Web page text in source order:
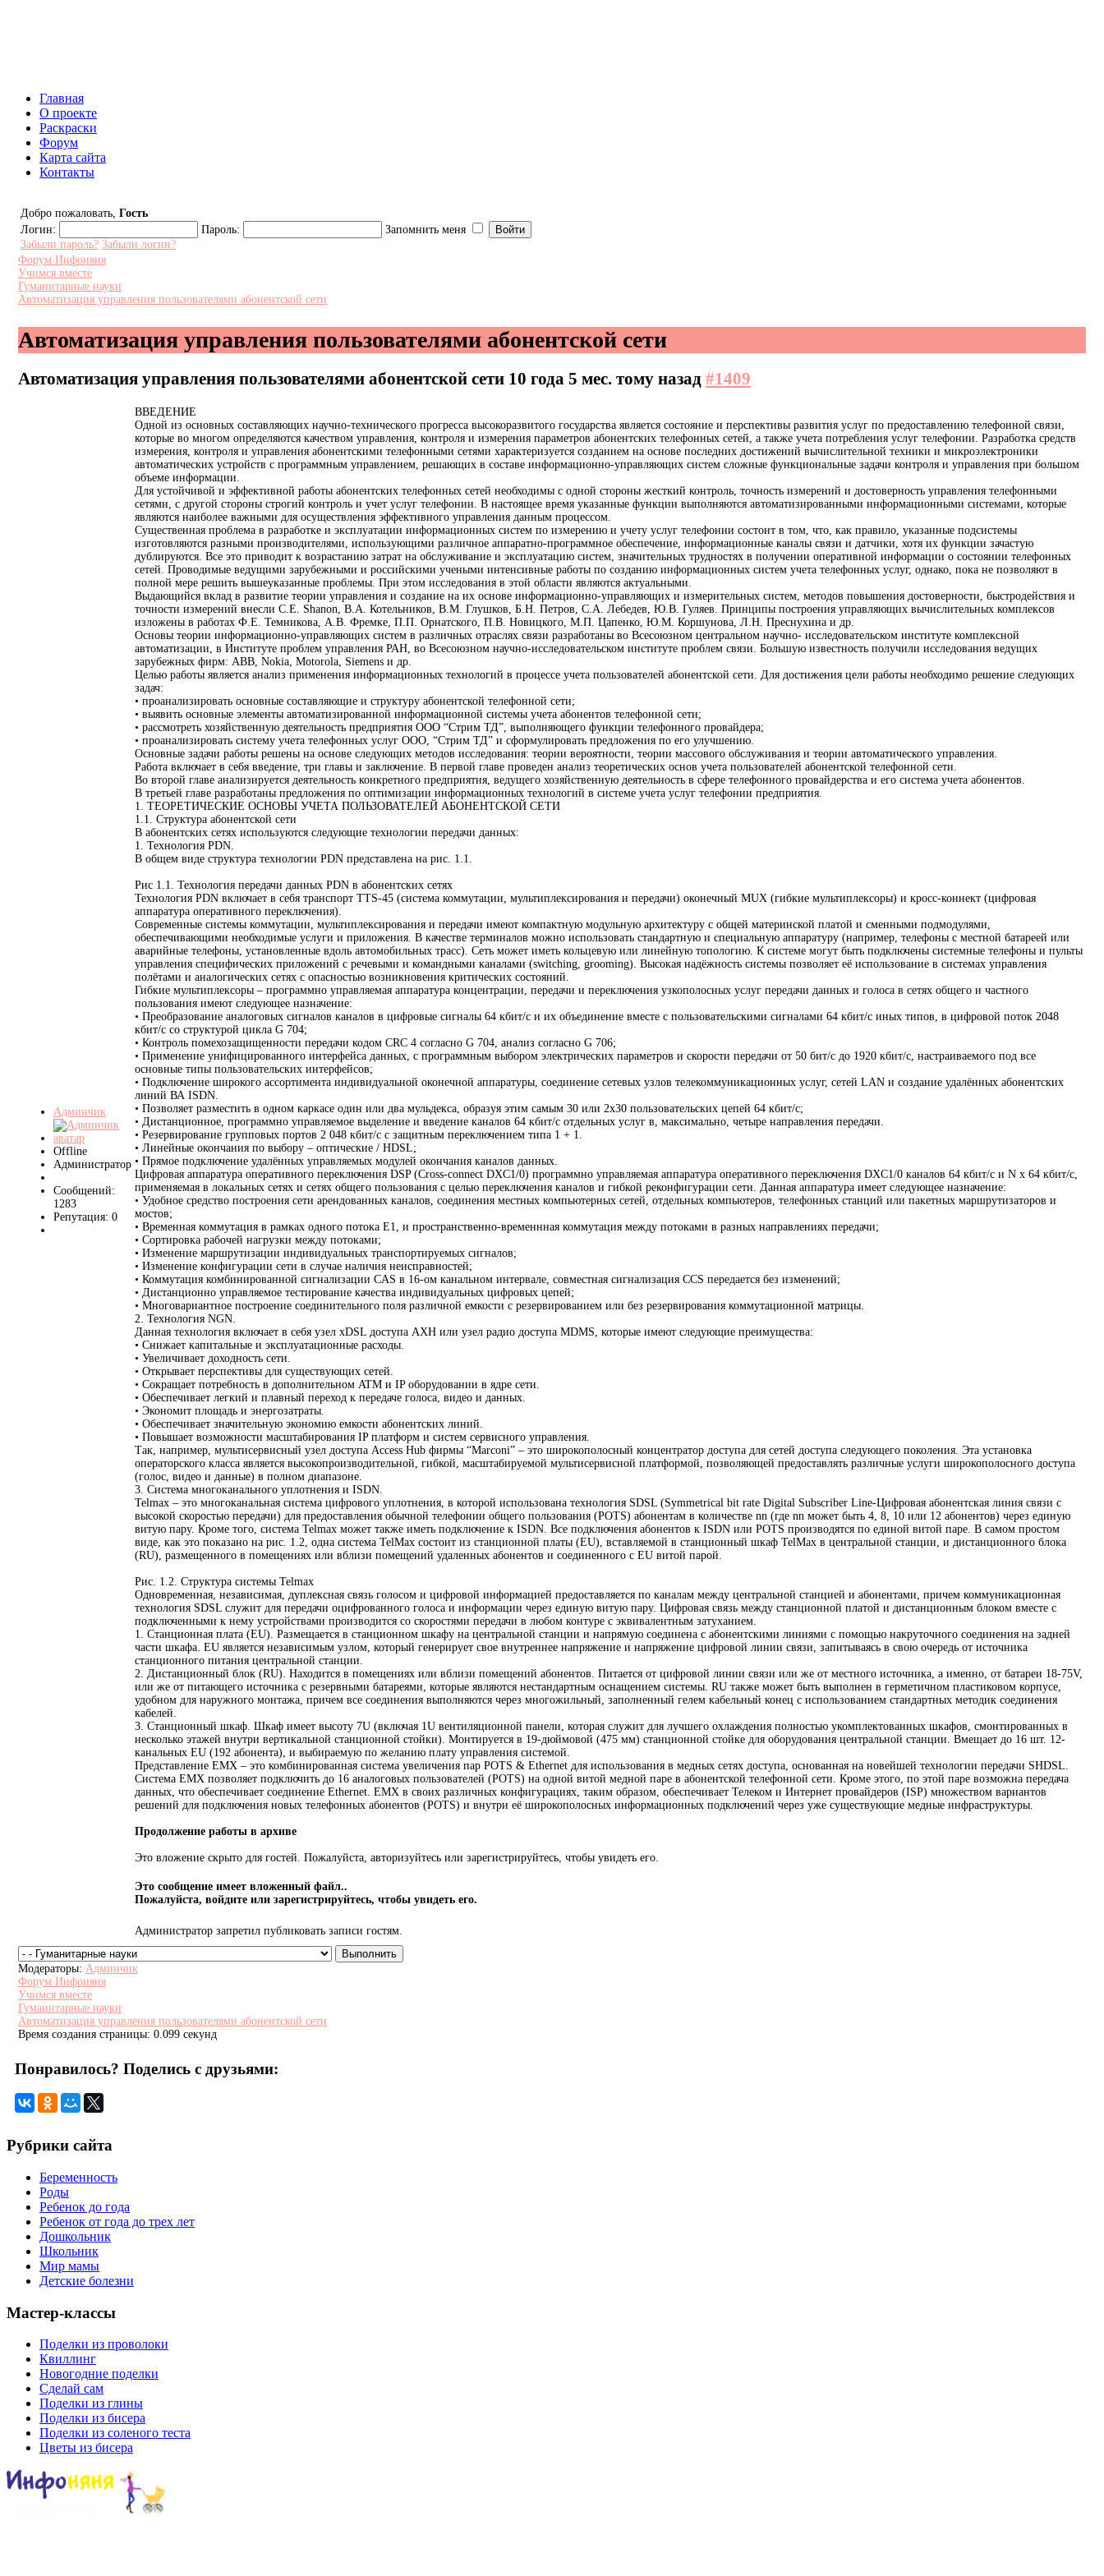
Главная
О проекте
Раскраски
Форум
Карта сайта
Контакты
Добро пожаловать, Гость
Логин:
Пароль:
Запомнить меня
Забыли пароль? Забыли логин?
Форум Инфоняня
Учимся вместе
Гуманитарные науки
Автоматизация управления пользователями абонентской сети
Автоматизация управления пользователями абонентской сети
Автоматизация управления пользователями абонентской сети 10 года 5 мес. тому назад #1409
Админчик
Offline
Администратор
Сообщений:
1283
Репутация: 0
ВВЕДЕНИЕ
Одной из основных составляющих научно-технического прогресса высокоразвитого государства является состояние и перспективы развития услуг по предоставлению телефонной связи,
которые во многом определяются качеством управления, контроля и измерения параметров абонентских телефонных сетей, а также учета потребления услуг телефонии. Разработка средств
измерения, контроля и управления абонентскими телефонными сетями характеризуется созданием на основе последних достижений вычислительной техники и микроэлектроники
автоматических устройств с программным управлением, решающих в составе информационно-управляющих систем сложные функциональные задачи контроля и управления при большом
объеме информации.
Для устойчивой и эффективной работы абонентских телефонных сетей необходимы с одной стороны жесткий контроль, точность измерений и достоверность управления телефонными
сетями, с другой стороны строгий контроль и учет услуг телефонии. В настоящее время указанные функции выполняются автоматизированными информационными системами, которые
являются наиболее важными для осуществления эффективного управления данным процессом.
Существенная проблема в разработке и эксплуатации информационных систем по измерению и учету услуг телефонии состоит в том, что, как правило, указанные подсистемы
изготовляются разными производителями, использующими различное аппаратно-программное обеспечение, информационные каналы связи и датчики, хотя их функции зачастую
дублируются. Все это приводит к возрастанию затрат на обслуживание и эксплуатацию систем, значительных трудностях в получении оперативной информации о состоянии телефонных
сетей. Проводимые ведущими зарубежными и российскими учеными интенсивные работы по созданию информационных систем учета телефонных услуг, однако, пока не позволяют в
полной мере решить вышеуказанные проблемы. При этом исследования в этой области являются актуальными.
Выдающийся вклад в развитие теории управления и создание на их основе информационно-управляющих и измерительных систем, методов повышения достоверности, быстродействия и
точности измерений внесли С.Е. Shanon, В.А. Котельников, В.М. Глушков, Б.Н. Петров, С.А. Лебедев, Ю.В. Гуляев. Принципы построения управляющих вычислительных комплексов
изложены в работах Ф.Е. Темникова, А.В. Фремке, П.П. Орнатского, П.В. Новицкого, М.П. Цапенко, Ю.М. Коршунова, Л.Н. Преснухина и др.
Основы теории информационно-управляющих систем в различных отраслях связи разработаны во Всесоюзном центральном научно- исследовательском институте комплексной
автоматизации, в Институте проблем управления РАН, во Всесоюзном научно-исследовательском институте проблем связи. Большую известность получили исследования ведущих
зарубежных фирм: ABB, Nokia, Motorola, Siemens и др.
Целью работы является анализ применения информационных технологий в процессе учета пользователей абонентской сети. Для достижения цели работы необходимо решение следующих
задач:
• проанализировать основные составляющие и структуру абонентской телефонной сети;
• выявить основные элементы автоматизированной информационной системы учета абонентов телефонной сети;
• рассмотреть хозяйственную деятельность предприятия ООО “Стрим ТД”, выполняющего функции телефонного провайдера;
• проанализировать систему учета телефонных услуг ООО, “Стрим ТД” и сформулировать предложения по его улучшению.
Основные задачи работы решены на основе следующих методов исследования: теории вероятности, теории массового обслуживания и теории автоматического управления.
Работа включает в себя введение, три главы и заключение. В первой главе проведен анализ теоретических основ учета пользователей абонентской телефонной сети.
Во второй главе анализируется деятельность конкретного предприятия, ведущего хозяйственную деятельность в сфере телефонного провайдерства и его система учета абонентов.
В третьей главе разработаны предложения по оптимизации информационных технологий в системе учета услуг телефонии предприятия.
1. ТЕОРЕТИЧЕСКИЕ ОСНОВЫ УЧЕТА ПОЛЬЗОВАТЕЛЕЙ АБОНЕНТСКОЙ СЕТИ
1.1. Структура абонентской сети
В абонентских сетях используются следующие технологии передачи данных:
1. Технология PDN.
В общем виде структура технологии PDN представлена на рис. 1.1.
Рис 1.1. Технология передачи данных PDN в абонентских сетях
Технология PDN включает в себя транспорт TTS-45 (система коммутации, мультиплексирования и передачи) оконечный MUX (гибкие мультиплексоры) и кросс-коннект (цифровая
аппаратура оперативного переключения).
Современные системы коммутации, мультиплексирования и передачи имеют компактную модульную архитектуру с общей материнской платой и сменными подмодулями,
обеспечивающими необходимые услуги и приложения. В качестве терминалов можно использовать стандартную и специальную аппаратуру (например, телефоны с местной батареей или
аварийные телефоны, установленные вдоль автомобильных трасс). Сеть может иметь кольцевую или линейную топологию. К системе могут быть подключены системные телефоны и пульты
управления специфических приложений с речевыми и командными каналами (switching, grooming). Высокая надёжность системы позволяет её использование в системах управления
полётами и аналогических сетях с опасностью возникновения критических состояний.
Гибкие мультиплексоры – программно управляемая аппаратура концентрации, передачи и переключения узкополосных услуг передачи данных и голоса в сетях общего и частного
пользования имеют следующее назначение:
• Преобразование аналоговых сигналов каналов в цифровые сигналы 64 кбит/с и их объединение вместе с пользовательскими сигналами 64 кбит/с иных типов, в цифровой поток 2048
кбит/с со структурой цикла G 704;
• Контроль помехозащищенности передачи кодом CRC 4 согласно G 704, анализ согласно G 706;
• Применение унифицированного интерфейса данных, с программным выбором электрических параметров и скорости передачи от 50 бит/с до 1920 кбит/с, настраиваемого под все
основные типы пользовательских интерфейсов;
• Подключение широкого ассортимента индивидуальной оконечной аппаратуры, соединение сетевых узлов телекоммуникационных услуг, сетей LAN и создание удалённых абонентских
линий ВА ISDN.
• Позволяет разместить в одном каркасе один или два мульдекса, образуя этим самым 30 или 2х30 пользовательских цепей 64 кбит/с;
• Дистанционное, программно управляемое выделение и введение каналов 64 кбит/с отдельных услуг в, максимально, четыре направления передачи.
• Резервирование групповых портов 2 048 кбит/с с защитным переключением типа 1 + 1.
• Линейные окончания по выбору – оптические / HDSL;
• Прямое подключение удалённых управляемых модулей окончания каналов данных.
Цифровая аппаратура оперативного переключения DSP (Cross-connect DXC1/0) программно управляемая аппаратура оперативного переключения DXC1/0 каналов 64 кбит/с и N х 64 кбит/с,
применяемая в локальных сетях и сетях общего пользования с целью переключения каналов и гибкой реконфигурации сети. Данная аппаратура имеет следующее назначение:
• Удобное средство построения сети арендованных каналов, соединения местных компьютерных сетей, отдельных компьютеров, телефонных станций или пакетных маршрутизаторов и
мостов;
• Временная коммутация в рамках одного потока Е1, и пространственно-временнная коммутация между потоками в разных направлениях передачи;
• Сортировка рабочей нагрузки между потоками;
• Изменение маршрутизации индивидуальных транспортируемых сигналов;
• Изменение конфигурации сети в случае наличия неисправностей;
• Коммутация комбинированной сигнализации CAS в 16-ом канальном интервале, совместная сигнализация CCS передается без изменений;
• Дистанционно управляемое тестирование качества индивидуальных цифровых цепей;
• Многовариантное построение соединительного поля различной емкости с резервированием или без резервирования коммутационной матрицы.
2. Технология NGN.
Данная технология включает в себя узел xDSL доступа АХН или узел радио доступа MDMS, которые имеют следующие преимущества:
• Снижает капитальные и эксплуатационные расходы.
• Увеличивает доходность сети.
• Открывает перспективы для существующих сетей.
• Сокращает потребность в дополнительном ATM и IP оборудовании в ядре сети.
• Обеспечивает легкий и плавный переход к передаче голоса, видео и данных.
• Экономит площадь и энергозатраты.
• Обеспечивает значительную экономию емкости абонентских линий.
• Повышает возможности масштабирования IP платформ и систем сервисного управления.
Так, например, мультисервисный узел доступа Access Hub фирмы “Marconi” – это широкополосный концентратор доступа для сетей доступа следующего поколения. Эта установка
операторского класса является высокопроизводительной, гибкой, масштабируемой мультисервисной платформой, позволяющей предоставлять различные услуги широкополосного доступа
(голос, видео и данные) в полном диапазоне.
3. Система многоканального уплотнения и ISDN.
Telmax – это многоканальная система цифрового уплотнения, в которой использована технология SDSL (Symmetrical bit rate Digital Subscriber Line-Цифровая абонентская линия связи с
высокой скоростью передачи) для предоставления обычной телефонии общего пользования (POTS) абонентам в количестве nn (где nn может быть 4, 8, 10 или 12 абонентов) через единую
витую пару. Кроме того, система Telmax может также иметь подключение к ISDN. Все подключения абонентов к ISDN или POTS производятся по единой витой паре. В самом простом
виде, как это показано на рис. 1.2, одна система TelMax состоит из станционной платы (EU), вставляемой в станционный шкаф TelMax в центральной станции, и дистанционного блока
(RU), размещенного в помещениях или вблизи помещений удаленных абонентов и соединенного с EU витой парой.
Рис. 1.2. Структура системы Telmax
Одновременная, независимая, дуплексная связь голосом и цифровой информацией предоставляется по каналам между центральной станцией и абонентами, причем коммуникационная
технология SDSL служит для передачи оцифрованного голоса и информации через единую витую пару. Цифровая связь между станционной платой и дистанционным блоком вместе с
подключенными к нему устройствами производится со скоростями передачи в любом контуре с эквивалентным затуханием.
1. Станционная плата (EU). Размещается в станционном шкафу на центральной станции и напрямую соединена с абонентскими линиями с помощью накруточного соединения на задней
части шкафа. EU является независимым узлом, который генерирует свое внутреннее напряжение и напряжение цифровой линии связи, запитываясь в свою очередь от источника
станционного питания центральной станции.
2. Дистанционный блок (RU). Находится в помещениях или вблизи помещений абонентов. Питается от цифровой линии связи или же от местного источника, а именно, от батареи 18-75V,
или же от питающего источника с резервными батареями, которые являются нестандартным оснащением системы. RU также может быть выполнен в герметичном пластиковом корпусе,
удобном для наружного монтажа, причем все соединения выполняются через многожильный, заполненный гелем кабельный конец с использованием стандартных методик соединения
кабелей.
3. Станционный шкаф. Шкаф имеет высоту 7U (включая 1U вентиляционной панели, которая служит для лучшего охлаждения полностью укомплектованных шкафов, смонтированных в
несколько этажей внутри вертикальной станционной стойки). Монтируется в 19-дюймовой (475 мм) станционной стойке для оборудования центральной станции. Вмещает до 16 шт. 12-
канальных EU (192 абонента), и выбираемую по желанию плату управления системой.
Представление ЕМХ – это комбинированная система увеличения пар POTS & Ethernet для использования в медных сетях доступа, основанная на новейшей технологии передачи SHDSL.
Система ЕМХ позволяет подключить до 16 аналоговых пользователей (POTS) на одной витой медной паре в абонентской телефонной сети. Кроме этого, по этой паре возможна передача
данных, что обеспечивает соединение Ethernet. ЕМХ в своих различных конфигурациях, таким образом, обеспечивает Телеком и Интернет провайдеров (ISP) множеством вариантов
решений для подключения новых телефонных абонентов (POTS) и внутри её широкополосных информационных подключений через уже существующие медные инфраструктуры.
Продолжение работы в архиве
Это вложение скрыто для гостей. Пожалуйста, авторизуйтесь или зарегистрируйтесь, чтобы увидеть его.
Это сообщение имеет вложенный файл..
Пожалуйста, войдите или зарегистрируйтесь, чтобы увидеть его.
Администратор запретил публиковать записи гостям.
Модераторы: Админчик
Форум Инфоняня
Учимся вместе
Гуманитарные науки
Автоматизация управления пользователями абонентской сети
Время создания страницы: 0.099 секунд
Понравилось? Поделись с друзьями:
Рубрики сайта
Беременность
Роды
Ребенок до года
Ребенок от года до трех лет
Дошкольник
Школьник
Мир мамы
Детские болезни
Мастер-классы
Поделки из проволоки
Квиллинг
Новогодние поделки
Сделай сам
Поделки из глины
Поделки из бисера
Поделки из соленого теста
Цветы из бисера